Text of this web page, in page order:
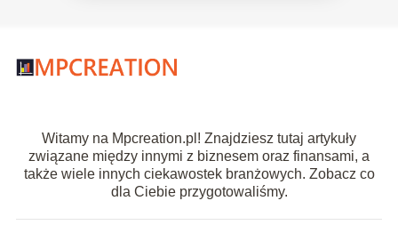
Witamy na Mpcreation.pl! Znajdziesz tutaj artykuły
związane między innymi z biznesem oraz finansami, a
także wiele innych ciekawostek branżowych. Zobacz co
dla Ciebie przygotowaliśmy.